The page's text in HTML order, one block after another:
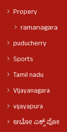
Propery
ramanagara
puducherry
Sports
Tamil nadu
VIjayanagara
vijayapura
ಆಟೋ ಎಕ್ಸ್ ಪೋ